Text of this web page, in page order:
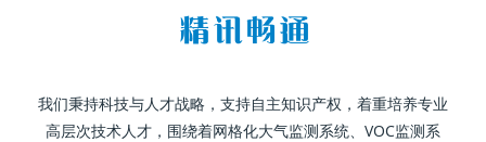
我们秉持科技与人才战略，支持自主知识产权，着重培养专业
高层次技术人才，围绕着网格化大气监测系统、VOC监测系